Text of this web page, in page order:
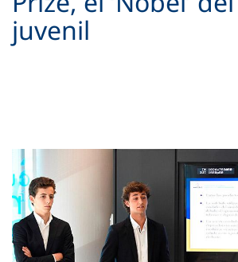
juvenil